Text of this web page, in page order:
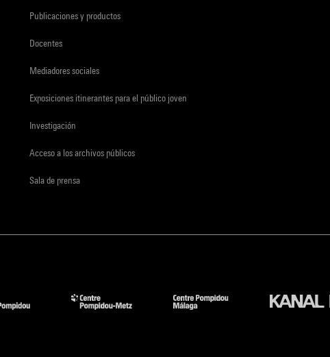
Publicaciones y productos
Docentes
Mediadores sociales
Exposiciones itinerantes para el público joven
Investigación
Acceso a los archivos públicos
Sala de prensa